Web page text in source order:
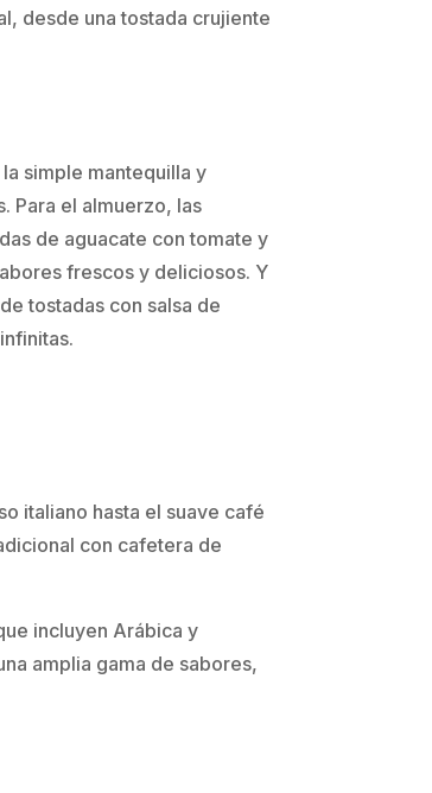
desde una tostada crujiente
simple mantequilla y
Para el almuerzo, las
de aguacate con tomate y
frescos y deliciosos. Y
tostadas con salsa de
italiano hasta el suave café
con cafetera de
incluyen Arábica y
amplia gama de sabores,